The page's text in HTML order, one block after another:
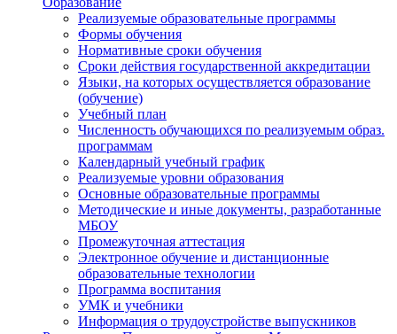
Реализуемые образовательные программы
Формы обучения
Нормативные сроки обучения
Сроки действия государственной аккредитации
Языки, на которых осуществляется образование
(обучение)
Учебный план
Численность обучающихся по реализуемым образ.
программам
Календарный учебный график
Реализуемые уровни образования
Основные образовательные программы
Методические и иные документы, разработанные
МБОУ
Промежуточная аттестация
Электронное обучение и дистанционные
образовательные технологии
Программа воспитания
УМК и учебники
Информация о трудоустройстве выпускников